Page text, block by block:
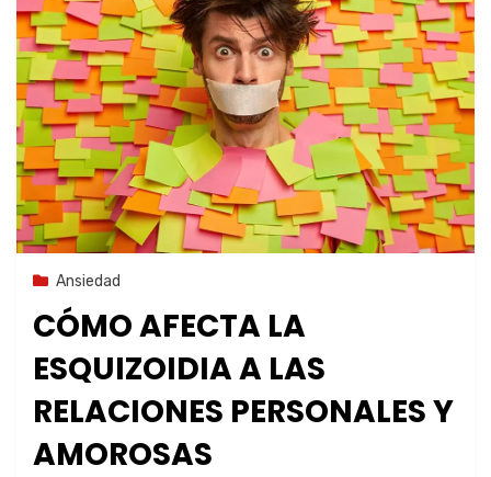
21 de noviembre de 2023
Ansiedad
CÓMO AFECTA LA
ESQUIZOIDIA A LAS
RELACIONES PERSONALES Y
AMOROSAS